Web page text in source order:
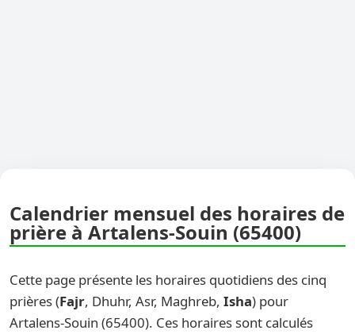
Calendrier mensuel des horaires de
prière à Artalens-Souin (65400)
Cette page présente les horaires quotidiens des cinq
prières (Fajr, Dhuhr, Asr, Maghreb, Isha) pour
Artalens-Souin (65400). Ces horaires sont calculés